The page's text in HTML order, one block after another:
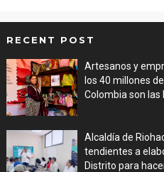
RECENT POST
Artesanos y
los 40 millones
Colombia son las
Alcaldía de
tendientes a
Distrito para